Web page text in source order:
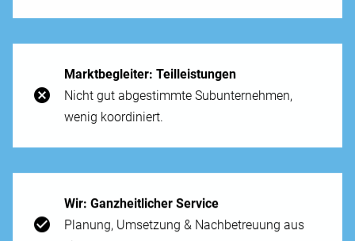
Markt­begleiter: Teil­leistungen
Nicht gut ab­gestimmte Sub­unternehmen,
wenig koordiniert.
Wir: Ganz­heitlicher Service
Planung, Um­setzung & Nach­betreuung aus